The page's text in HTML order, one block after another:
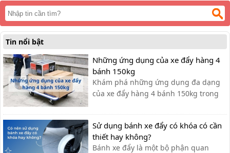
Tin nổi bật
Những ứng dụng của xe đẩy hàng 4
bánh 150kg
Khám phá những ứng dụng đa dạng
của xe đẩy hàng 4 bánh 150kg trong
dựng, gia đình,...giúp tiết kiệm sức lao
động!
Sử dụng bánh xe đẩy có khóa có cần
thiết hay không?
Bánh xe đẩy là một bộ phận quan